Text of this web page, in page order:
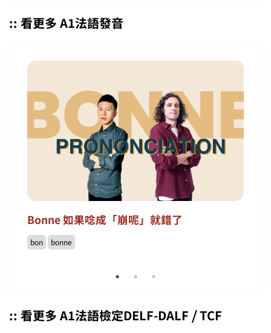
:: 看更多 A1法語發音
Bonne 如果唸成「崩呢」就錯了
bon bonne
:: 看更多 A1法語檢定DELF-DALF ⧸ TCF